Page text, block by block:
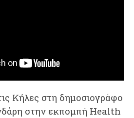
Κήλες στη δημοσιογράφο
στην εκπομπή Health